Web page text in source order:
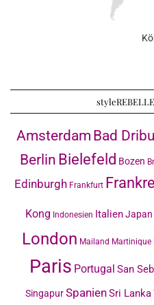
Amsterdam Bad
Berlin Bielefeld Bozen
Edinburgh Frankfurt
Kong Indonesien ItalienJapan
London Mailand Martinique
Paris Portugal San
SingapurSpanienSri Lanka